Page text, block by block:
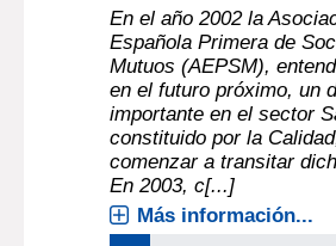
En el año 2002 la
Española Primera de
Mutuos (AEPSM),
en el futuro próximo, un
importante en el sector
constituido por la
comenzar a transitar
En 2003, c[...]
Más información...